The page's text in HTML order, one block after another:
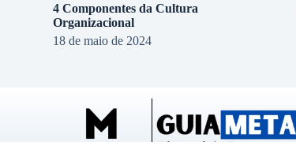
4 Componentes da Cultura
Organizacional
18 de maio de 2024